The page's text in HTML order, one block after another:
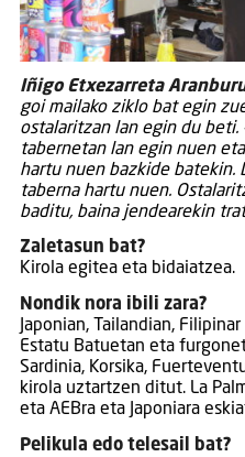
Iñigo Etxezarreta
goi mailako ziklo bat egin
ostalaritzan lan egin du beti.
tabernetan lan egin nuen
hartu nuen bazkide batekin.
taberna hartu nuen.
baditu, baina jendearekin
Zaletasun bat?
Kirola egitea eta bidaiatzea.
Nondik nora ibili zara?
Japonian, Tailandian,
Estatu Batuetan eta
Sardinia, Korsika,
kirola uztartzen ditut. La
eta AEBra eta Japoniara
Pelikula edo telesail bat?